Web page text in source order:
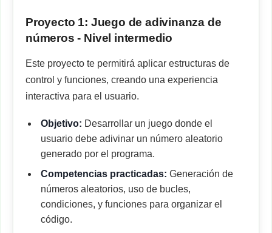
Proyecto 1: Juego de adivinanza de
números - Nivel intermedio
Este proyecto te permitirá aplicar estructuras de
control y funciones, creando una experiencia
interactiva para el usuario.
Objetivo: Desarrollar un juego donde el
usuario debe adivinar un número aleatorio
generado por el programa.
Competencias practicadas: Generación de
números aleatorios, uso de bucles,
condiciones, y funciones para organizar el
código.